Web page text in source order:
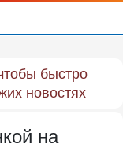
быстро
новостях
на